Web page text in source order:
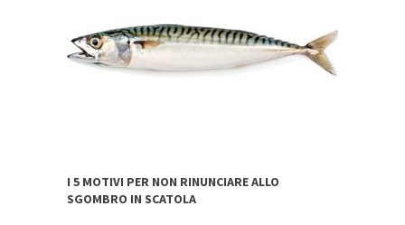
I 5 MOTIVI PER NON RINUNCIARE ALLO
SGOMBRO IN SCATOLA